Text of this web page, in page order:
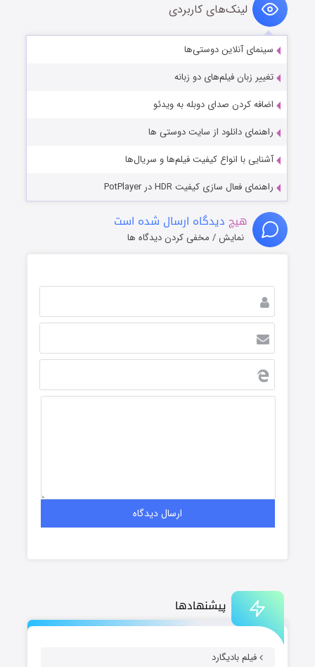
پیشنهادها
فیلم بادیگارد
لینک‌های کاربردی
سینمای آنلاین دوستی‌ها
تغییر زبان فیلم‌های دو زبانه
اضافه کردن صدای دوبله به ویدئو
راهنمای دانلود از سایت دوستی ها
آشنایی با انواع کیفیت فیلم‌ها و سریال‌ها
راهنمای فعال سازی کیفیت HDR در PotPlayer
هیچ دیدگاه ارسال شده است
نمایش / مخفی کردن دیدگاه ها